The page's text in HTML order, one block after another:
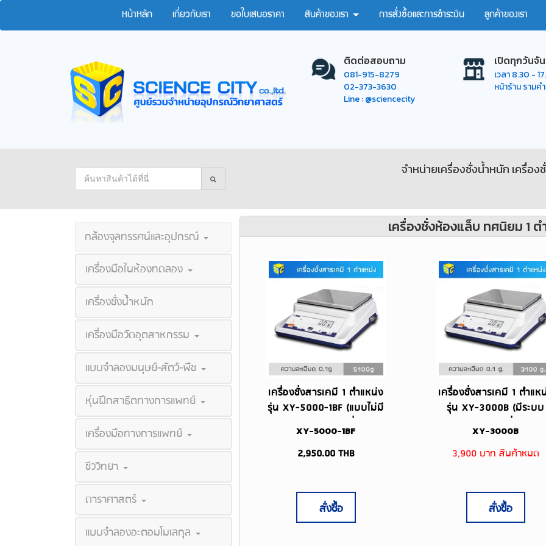
หน้าหลัก เกี่ยวกับเรา ขอใบเสนอราคา สินค้าของเรา การสั่งซื้อและการชำระเงิน ลูกค้าของเรา
ติดต่อสอบถาม
081-915-8279
02-373-3630
Line : @sciencecity
เปิดทุกวันจั
เวลา 8.30 -
หน้าร้าน รามค
จำหน่ายเครื่องชั่งน้ำหนัก เครื่อง
กล้องจุลทรรศน์และอุปกรณ์
เครื่องมือในห้องทดลอง
เครื่องชั่งน้ำหนัก
เครื่องมือวัดอุตสาหกรรม
แบบจำลองมนุษย์-สัตว์-พืช
หุ่นฝึกสาธิตทางการแพทย์
เครื่องมือทางการแพทย์
ชีววิทยา
ดาราศาสตร์
แบบจำลองอะตอมโมเลกุล
เครื่องชั่งห้องแล็บ ทศนิยม 1 ต
เครื่องชั่งสารเคมี 1 ตำแหน่ง
รุ่น XY-5000-1BF (แบบไม่มี
ระบบแบตเตอรี่)
XY-5000-1BF
2,950.00THB
สั่งซื้อ
เครื่องชั่งสารเคมี 1 ตำแห
รุ่น XY-3000B (มีระบบ
แบตเตอรี่)
XY-3000B
3,900 บาท สินค้าหมด
สั่งซื้อ